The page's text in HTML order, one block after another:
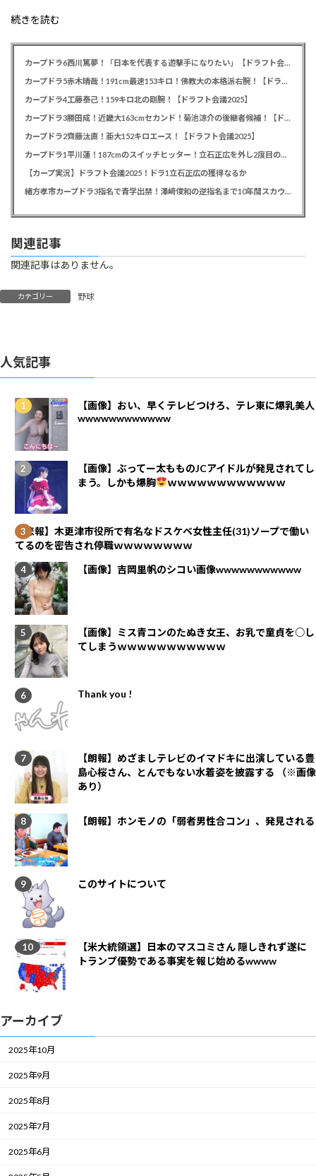
続きを読む
カープドラ6西川篤夢！「日本を代表する遊撃手になりたい」【ドラフト会議2025】
カープドラ5赤木晴哉！191cm最速153キロ！佛教大の本格派右腕！【ドラフト会議2025】
カープドラ4工藤泰己！159キロ北の剛腕！【ドラフト会議2025】
カープドラ3勝田成！近畿大163cmセカンド！菊池涼介の後継者候補！【ドラフト会議2025】
カープドラ2齊藤汰直！亜大152キロエース！【ドラフト会議2025】
カープドラ1平川蓮！187cmのスイッチヒッター！立石正広を外し2度目の重複も新井監督がクジを引き当てる！【ドラフト会議2025】
【カープ実況】ドラフト会議2025！ドラ1立石正広の獲得なるか
緒方孝市カープドラ3指名で青学出禁！澤﨑俊和の逆指名まで10年間スカウト出禁
関連記事
関連記事はありません。
カテゴリー 野球
人気記事
【画像】おい、早くテレビつけろ、テレ東に爆乳美人
wwwwwwwwwwww
【画像】ぶってー太もものJCアイドルが発見されてし
まう。しかも爆胸
ｗｗｗｗｗｗｗｗｗｗｗｗ
【悲報】木更津市役所で有名なドスケベ女性主任(31)ソープで働い
てるのを密告され停職ｗｗｗｗｗｗｗｗ
【画像】吉岡里帆のシコい画像wwwwwwwwwww
【画像】ミス青コンのたぬき女王、お乳で童貞を○し
てしまうｗｗｗｗｗｗｗｗｗｗｗ
Thank you !
【朗報】めざましテレビのイマドキに出演している豊
島心桜さん、とんでもない水着姿を披露する （※画像
あり）
【朗報】ホンモノの「弱者男性合コン」、発見される
このサイトについて
【米大統領選】日本のマスコミさん 隠しきれず遂に
トランプ優勢である事実を報じ始めるwwww
アーカイブ
2025年10月
2025年9月
2025年8月
2025年7月
2025年6月